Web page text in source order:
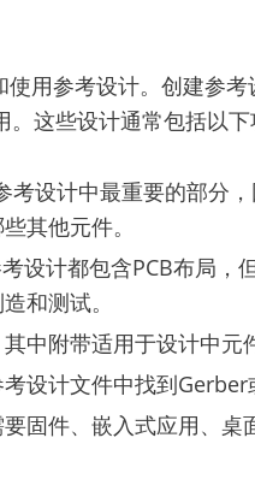
用参考设计。创建参
这些设计通常包括以下
考设计中最重要的部分
其他元件。
设计都包含PCB布局，
和测试。
中附带适用于设计中元
设计文件中找到Gerber
固件、嵌入式应用、